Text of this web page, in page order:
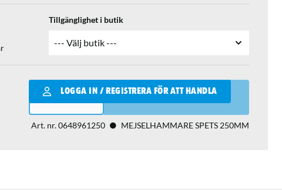
Tillgänglighet i butik
LOGGA IN / REGISTRERA FÖR ATT HANDLA
Qantity
LÄGG I VARUKORGEN
Art. nr.0648961250 MEJSELHAMMARE SPETS 250MM